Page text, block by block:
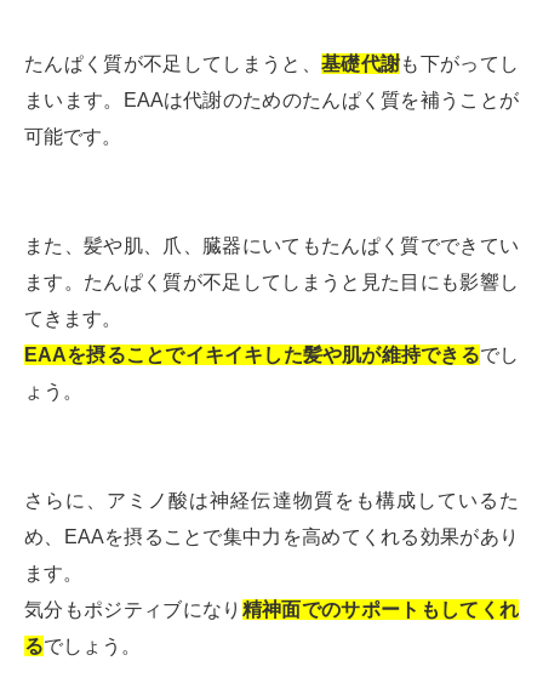
たんぱく質が不足してしまうと、 基礎代謝も下がってし
まいます。EAAは代謝のためのたんぱく質を補うことが
可能です。
また、髪や肌、爪、臓器にいてもたんぱく質でできてい
ます。たんぱく質が不足してしまうと見た目にも影響し
てきます。
EAAを摂ることでイキイキした髪や肌が維持できるでし
ょう。
さらに、アミノ酸は神経伝達物質をも構成しているた
め、EAAを摂ることで集中力を高めてくれる効果があり
ます。
気分もポジティブになり 精神面でのサポートもしてくれ
るでしょう。